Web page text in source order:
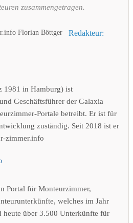
zusammengetragen.
Redakteur:
1981 in Hamburg) ist
Geschäftsführer der Galaxia
Portale betreibt. Er ist für
zuständig. Seit 2018 ist er
zimmer.info
Portal für Monteurzimmer,
welches im Jahr
heute über 3.500 Unterkünfte für